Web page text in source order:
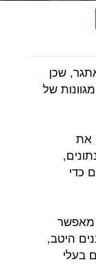
שכן
של
את
כדי
מאפשר
היטב,
בעלי